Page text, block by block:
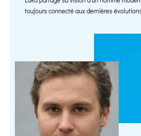
toujours connecté aux dernières